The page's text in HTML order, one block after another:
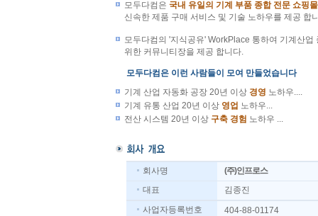
모두다컴은 국내유일의기계부품종합전문쇼핑몰
신속한제품구매서비스및기술노하우를제공합
모두다컴의'지식공유'WorkPlace통하여기계산
위한커뮤니티장을제공합니다.
모두다컴은이런사람들이모여만들었습니다
기계산업자동화공장20년이상 경영 노하우....
기계유통산업20년이상 영업 노하우...
전산시스템20년이상 구축경험 노하우...
회사명
(주)인프로스
대표
김종진
사업자등록번호
404-88-01174